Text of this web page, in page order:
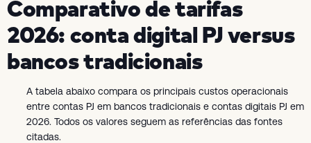
Comparativo de tarifas
2026: conta digital PJ versus
bancos tradicionais
A tabela abaixo compara os principais custos operacionais
entre contas PJ em bancos tradicionais e contas digitais PJ em
2026. Todos os valores seguem as referências das fontes
citadas.